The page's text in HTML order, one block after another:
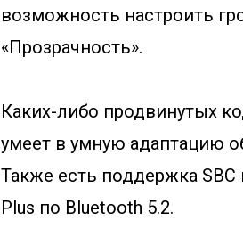
возможность настроить
«Прозрачность».
Каких-либо продвинутых
умеет в умную адаптацию
Также есть поддержка
Plus по Bluetooth 5.2.